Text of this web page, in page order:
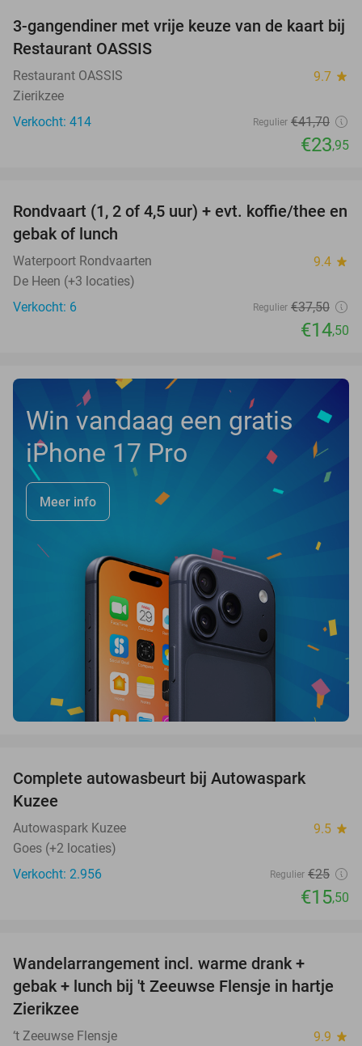
43%
3-gangendiner met vrije keuze van de kaart bij
Restaurant OASSIS
Restaurant OASSIS 9.7 star
Zierikzee
Verkocht: 414
Regulier €41,70
€23,95
61%
TODAY
Rondvaart (1, 2 of 4,5 uur) + evt. koffie/thee en
gebak of lunch
Waterpoort Rondvaarten 9.4 star
De Heen (+3 locaties)
Verkocht: 6
Regulier €37,50
€14,50
Win vandaag een gratis
iPhone 17 Pro
Meer info
Complete autowasbeurt bij Autowaspark
Kuzee
Autowaspark Kuzee 9.5 star
Goes (+2 locaties)
Verkocht: 2.956
Regulier €25
€15,50
Wandelarrangement incl. warme drank +
gebak + lunch bij 't Zeeuwse Flensje in hartje
Zierikzee
‘t Zeeuwse Flensje 9.9 star